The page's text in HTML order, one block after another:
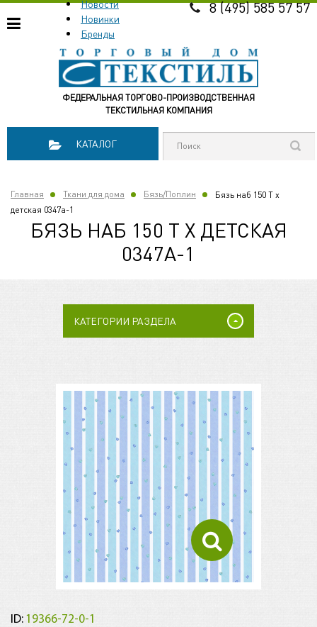
ФЕДЕРАЛЬНАЯ ТОРГОВО-ПРОИЗВОДСТВЕННАЯ
ТЕКСТИЛЬНАЯ КОМПАНИЯ
Новости
Новинки
Бренды
8 (495) 585 57 57
КАТАЛОГ
Главная Ткани для дома Бязь/Поплин
Бязь наб 150 Т х
детская 0347a-1
БЯЗЬ НАБ 150 Т Х ДЕТСКАЯ
0347A-1
КАТЕГОРИИ РАЗДЕЛА
ID: 19366-72-0-1